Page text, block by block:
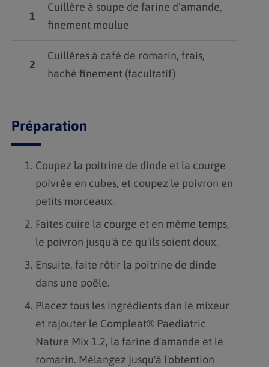
1
Cuillère à soupe de farine d’amande,
finement moulue
2
Cuillères à café de romarin, frais,
haché finement (facultatif)
Préparation
Coupez la poitrine de dinde et la courge
poivrée en cubes, et coupez le poivron en
petits morceaux.
Faites cuire la courge et en même temps,
le poivron jusqu'à ce qu'ils soient doux.
Ensuite, faite rôtir la poitrine de dinde
dans une poêle.
Placez tous les ingrédients dan le mixeur
et rajouter le Compleat® Paediatric
Nature Mix 1.2, la farine d'amande et le
romarin. Mélangez jusqu'à l'obtention